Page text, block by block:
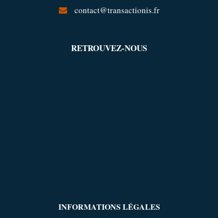
contact@transactionis.fr
RETROUVEZ-NOUS
INFORMATIONS LÉGALES